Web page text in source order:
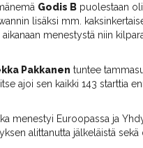
Godis B puolestaan
lisäksi mm.
aikanaan menestystä niin
Pakkanen tuntee
ajoi sen kaikki 143 starttia
menestyi Euroopassa ja
alittanutta jälkeläistä